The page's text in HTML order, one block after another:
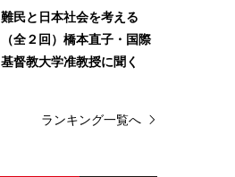
難民と日本社会を考える
（全２回）橋本直子・国際
基督教大学准教授に聞く
ランキング一覧へ